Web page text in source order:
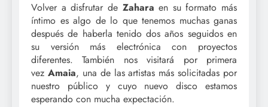
Volver a disfrutar de Zahara en su formato más
íntimo es algo de lo que tenemos muchas ganas
después de haberla tenido dos años seguidos en
su versión más electrónica con proyectos
diferentes. También nos visitará por primera
vez Amaia, una de las artistas más solicitadas por
nuestro público y cuyo nuevo disco estamos
esperando con mucha expectación.